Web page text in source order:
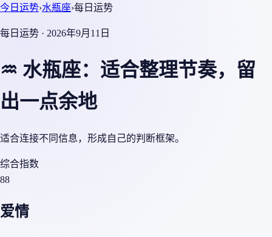
今日运势›水瓶座›每日运势
每日运势 · 2026年9月11日
♒ 水瓶座：适合整理节奏，留
出一点余地
适合连接不同信息，形成自己的判断框架。
综合指数
88
爱情